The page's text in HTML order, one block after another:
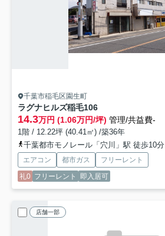
千葉市稲毛区園生町
ラグナヒルズ稲毛106
14.3万円 (1.06万円/坪) 管理/共益費-
1階 / 12.22坪 (40.41㎡) /築36年
千葉都市モノレール「穴川」駅 徒歩10分
エアコン 都市ガス
フリーレント
礼0 フリーレント 即入居可
店舗一部